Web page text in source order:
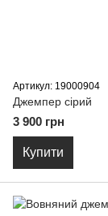
Артикул: 19000904
Джемпер сірий
3 900 грн
Купити